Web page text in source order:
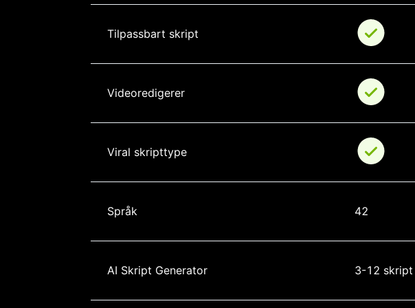
Tilpassbart skript
Videoredigerer
Viral skripttype
Språk 42
AI Skript Generator 3-12 skript